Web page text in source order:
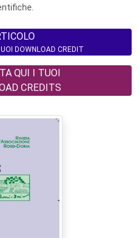
DOWNLOAD CREDIT
QUI I TUOI
CREDITS